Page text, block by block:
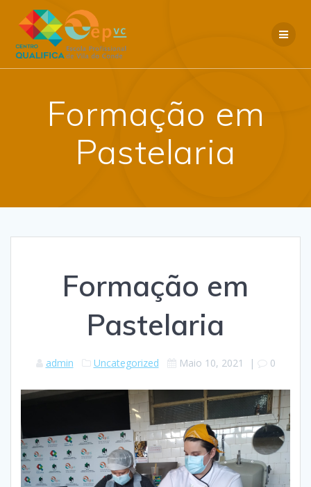
Formação em
Pastelaria
Formação em
Pastelaria
admin Uncategorized Maio 10, 2021 | 0